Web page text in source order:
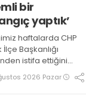
bir
yaptık’
haftalarda CHP
Başkanlığı
istifa ettiğini
Mehmet Uzuner,
Gölcük İlçe
2026 Pazar